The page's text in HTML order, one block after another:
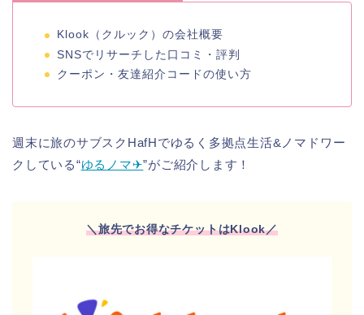
Klook（クルック）の会社概要
SNSでリサーチした口コミ・評判
クーポン・友達紹介コードの使い方
週末に旅のサブスクHafHでゆるく多拠点生活&ノマドワー
クしている“ゆるノマ✈︎”がご紹介します！
＼旅先でお得なチケットはKlook／